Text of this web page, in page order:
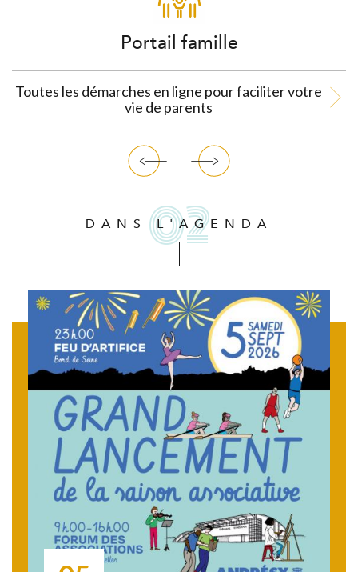
Portail famille
Toutes les démarches en ligne pour faciliter votre
vie de parents
DANS L'AGENDA